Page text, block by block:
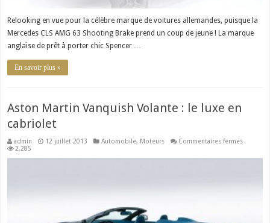
Relooking en vue pour la célèbre marque de voitures allemandes, puisque la
Mercedes CLS AMG 63 Shooting Brake prend un coup de jeune ! La marque
anglaise de prêt à porter chic Spencer …
En savoir plus »
Aston Martin Vanquish Volante : le luxe en
cabriolet
admin 12 juillet 2013 Automobile, Moteurs Commentaires ferméssur
2,285